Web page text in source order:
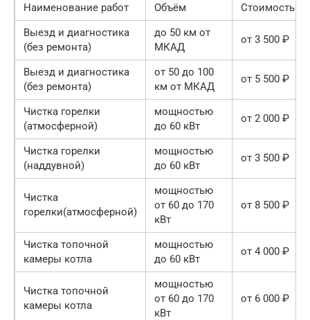
Наименование работ Объём
Стоимость
Выезд и диагностика
(без ремонта)
до 50 км от
МКАД
от 3 500 ₽
Выезд и диагностика
(без ремонта)
от 50 до 100
км от МКАД
от 5 500 ₽
Чистка горелки
(атмосферной)
мощностью
до 60 кВт
от 2 000 ₽
Чистка горелки
(наддувной)
мощностью
до 60 кВт
от 3 500 ₽
Чистка
горелки(атмосферной)
мощностью
от 60 до 170
кВт
от 8 500 ₽
Чистка топочной
камеры котла
мощностью
до 60 кВт
от 4 000 ₽
Чистка топочной
камеры котла
мощностью
от 60 до 170
кВт
от 6 000 ₽